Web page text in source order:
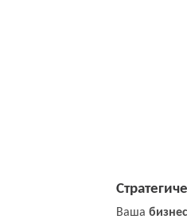
Ваша